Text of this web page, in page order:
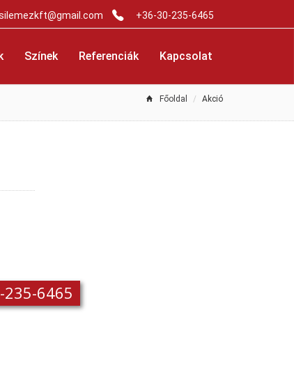
+36-30-235-6465
Színek Referenciák Kapcsolat
Főoldal Akció
235-6465